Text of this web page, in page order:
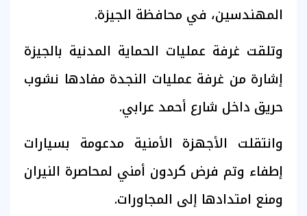
المهندسين، في محافظة الجيزة.
وتلقت غرفة عمليات الحماية المدنية بالجيزة
إشارة من غرفة عمليات النجدة مفادها نشوب
حريق داخل شارع أحمد عرابي.
وانتقلت الأجهزة الأمنية مدعومة بسيارات
إطفاء وتم فرض كردون أمني لمحاصرة النيران
ومنع امتدادها إلى المجاورات.